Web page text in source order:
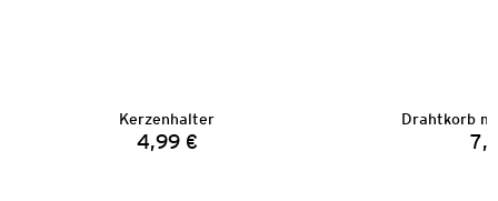
Kerzenhalter
Preis:
4,99 €
Drahtkorb